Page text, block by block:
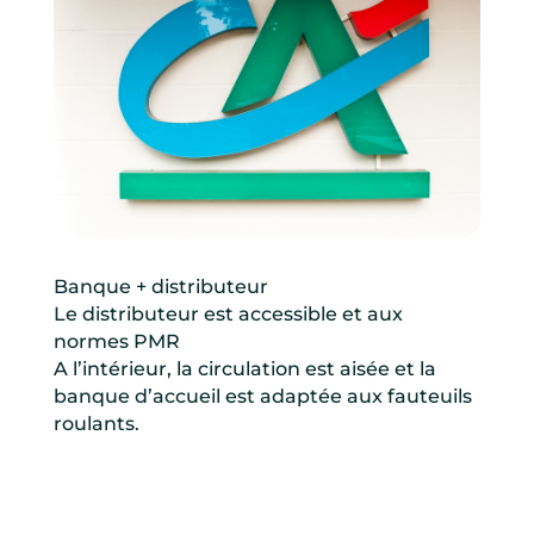
Banque + distributeur
Le distributeur est accessible et aux
normes PMR
A l’intérieur, la circulation est aisée et la
banque d’accueil est adaptée aux fauteuils
roulants.